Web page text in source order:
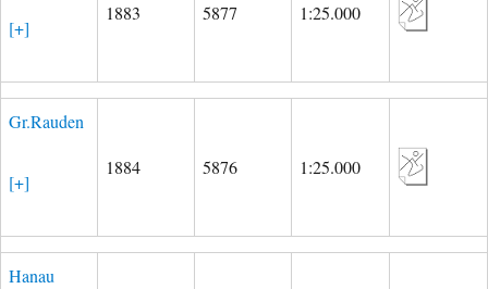
[+]
1883 5877 1:25.000
Gr.Rauden
[+]
1884 5876 1:25.000
Hanau